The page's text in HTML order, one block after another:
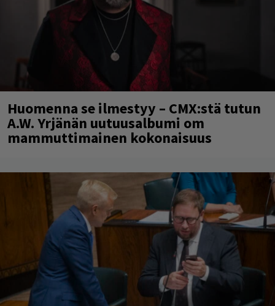
Huomenna se ilmestyy – CMX:stä tutun
A.W. Yrjänän uutuusalbumi om
mammuttimainen kokonaisuus